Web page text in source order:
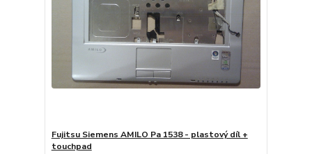
Fujitsu Siemens AMILO Pa 1538 - plastový díl +
touchpad